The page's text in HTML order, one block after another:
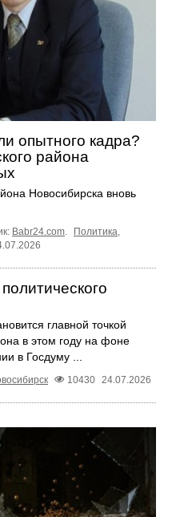
опытного кадра?
района
Новосибирска вновь
Babr24.com. Политика,
главной точкой
в этом году на фоне
в Госдуму ...
10430 24.07.2026